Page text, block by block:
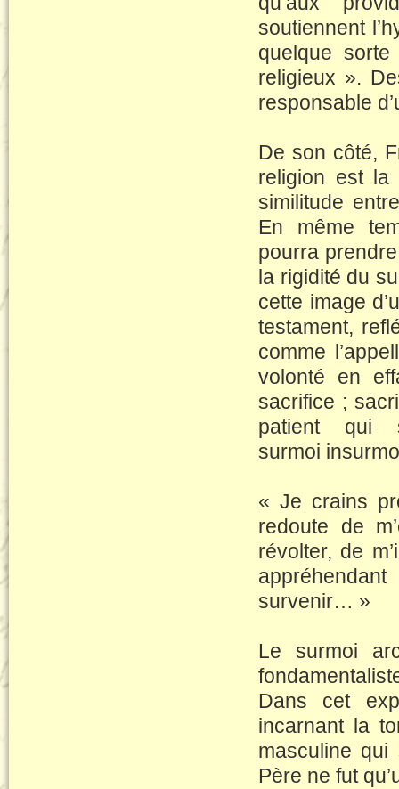
soutiennent
quelque
religieux ».
responsable
De son côté,
religion est la
similitude
En même
pourra
la rigidité du
cette image
testament,
comme
volonté en
sacrifice ;
patient qui
surmoi
« Je crains
redoute de
révolter, de
survenir… »
Le surmoi
Dans cet
incarnant la
masculine
Père ne fut